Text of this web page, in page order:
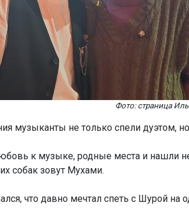
Фото: страница
музыканты не только спели дуэтом,
к музыке, родные места и нашли
собак зовут Мухами.
что давно мечтал спеть с Шурой на